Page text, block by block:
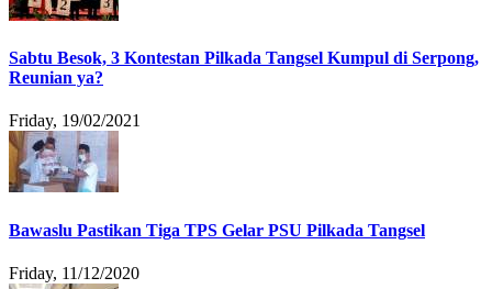
Sabtu Besok, 3 Kontestan Pilkada Tangsel Kumpul di Serpong,
Reunian ya?
Friday, 19/02/2021
Bawaslu Pastikan Tiga TPS Gelar PSU Pilkada Tangsel
Friday, 11/12/2020